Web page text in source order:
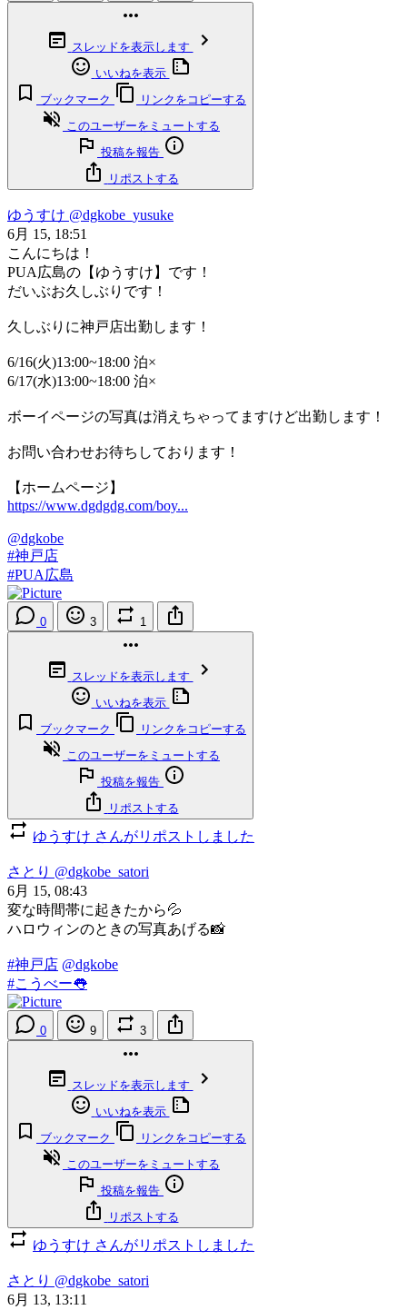
スレッドを表示します
いいねを表示
ブックマーク
リンクをコピーする
このユーザーをミュートする
投稿を報告
リポストする
ゆうすけ @dgkobe_yusuke
6月 15, 18:51
こんにちは！
PUA広島の【ゆうすけ】です！
だいぶお久しぶりです！
久しぶりに神戸店出勤します！
6/16(火)13:00~18:00 泊×
6/17(水)13:00~18:00 泊×
ボーイページの写真は消えちゃってますけど出勤します！
お問い合わせお待ちしております！
【ホームページ】
https://www.dgdgdg.com/boy...
@dgkobe
#神戸店
#PUA広島
0 3 1
スレッドを表示します
いいねを表示
ブックマーク
リンクをコピーする
このユーザーをミュートする
投稿を報告
リポストする
ゆうすけ さんがリポストしました
さとり @dgkobe_satori
6月 15, 08:43
変な時間帯に起きたから💦
ハロウィンのときの写真あげる📸
#神戸店 @dgkobe
#こうべー👅
0 9 3
スレッドを表示します
いいねを表示
ブックマーク
リンクをコピーする
このユーザーをミュートする
投稿を報告
リポストする
ゆうすけ さんがリポストしました
さとり @dgkobe_satori
6月 13, 13:11